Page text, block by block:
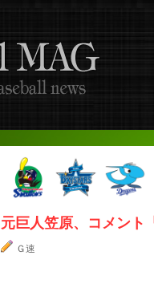
元巨人笠原、コメント
Ｇ速